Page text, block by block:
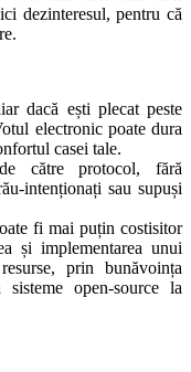
dezinteresul, pentru că
dacă ești plecat peste
electronic poate dura
casei tale.
către protocol, fără
intenționați sau supuși
fi mai puțin costisitor
și implementarea unui
prin bunăvoința
open-source la